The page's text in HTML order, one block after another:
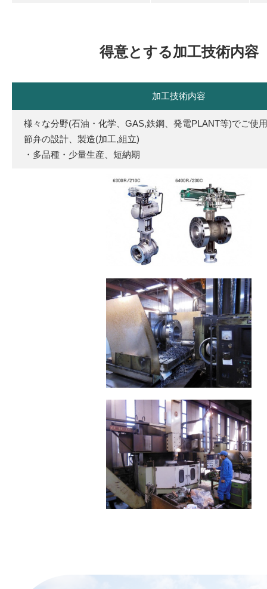
得意とする加工技術内容
加工技術内容
様々な分野(石油・化学、GAS,鉄鋼、発電PLANT等)でご使
節弁の設計、製造(加工,組立)
・多品種・少量生産、短納期